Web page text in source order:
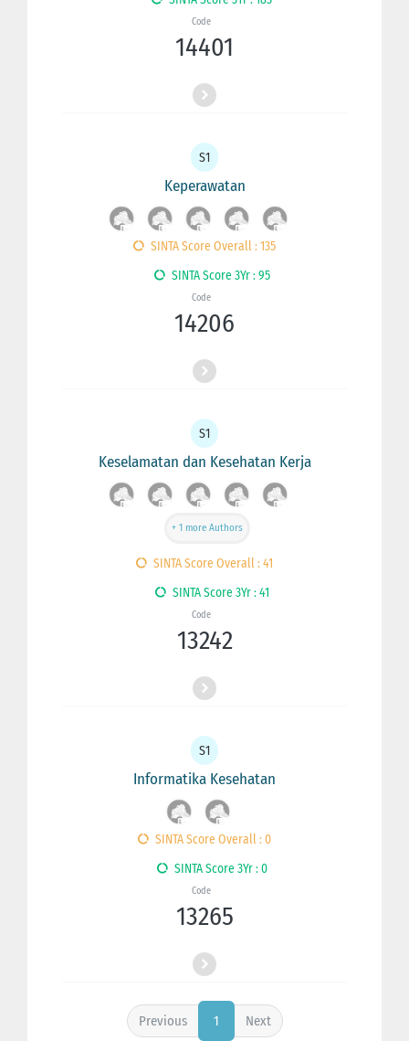
Code
14401
S1
Keperawatan
SINTA Score Overall : 135
SINTA Score 3Yr : 95
Code
14206
S1
Keselamatan dan Kesehatan Kerja
+ 1 more Authors
SINTA Score Overall : 41
SINTA Score 3Yr : 41
Code
13242
S1
Informatika Kesehatan
SINTA Score Overall : 0
SINTA Score 3Yr : 0
Code
13265
Previous 1 Next